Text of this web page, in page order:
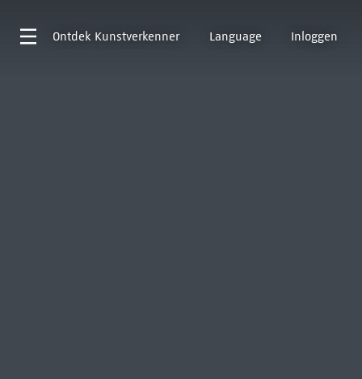
Ontdek Kunstverkenner Language Inloggen